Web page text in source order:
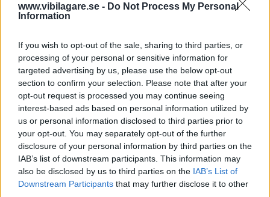
www.vibilagare.se - Do Not Process My Personal
Information
If you wish to opt-out of the sale, sharing to third parties, or
processing of your personal or sensitive information for
targeted advertising by us, please use the below opt-out
section to confirm your selection. Please note that after your
opt-out request is processed you may continue seeing
interest-based ads based on personal information utilized by
us or personal information disclosed to third parties prior to
your opt-out. You may separately opt-out of the further
disclosure of your personal information by third parties on the
IAB’s list of downstream participants. This information may
also be disclosed by us to third parties on the IAB’s List of
Downstream Participants that may further disclose it to other
svångremmen och anpassa oss till mindre pengar i
plånboken. Ett led i sparandet kan vara att välja en
billigare bil. Har det blivit dags för nedrustning?
Text
Tommy Wahlström
Fotograf
Simon Hamelius